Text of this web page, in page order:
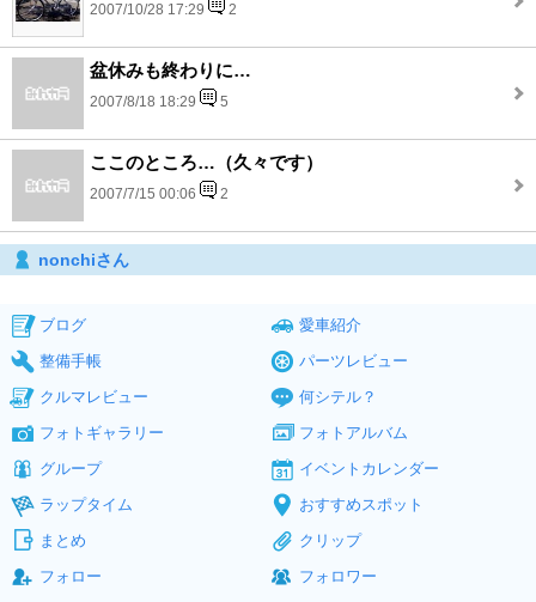
2007/10/28 17:29 2
盆休みも終わりに…
2007/8/18 18:29 5
ここのところ…（久々です）
2007/7/15 00:06 2
nonchiさん
ブログ
愛車紹介
整備手帳
パーツレビュー
クルマレビュー
何シテル？
フォトギャラリー
フォトアルバム
グループ
イベントカレンダー
ラップタイム
おすすめスポット
まとめ
クリップ
フォロー
フォロワー